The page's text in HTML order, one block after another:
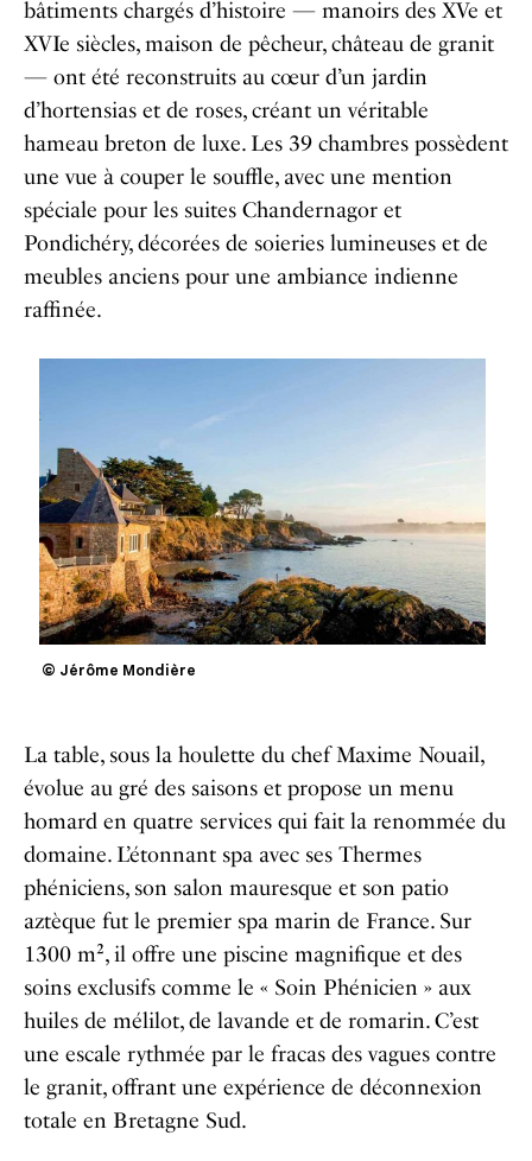
bâtiments chargés d’histoire — manoirs des XVe et
XVIe siècles, maison de pêcheur, château de granit
— ont été reconstruits au cœur d’un jardin
d’hortensias et de roses, créant un véritable
hameau breton de luxe. Les 39 chambres possèdent
une vue à couper le souffle, avec une mention
spéciale pour les suites Chandernagor et
Pondichéry, décorées de soieries lumineuses et de
meubles anciens pour une ambiance indienne
raffinée.
© Jérôme Mondière
La table, sous la houlette du chef Maxime Nouail,
évolue au gré des saisons et propose un menu
homard en quatre services qui fait la renommée du
domaine. L’étonnant spa avec ses Thermes
phéniciens, son salon mauresque et son patio
aztèque fut le premier spa marin de France. Sur
1300 m², il offre une piscine magnifique et des
soins exclusifs comme le « Soin Phénicien » aux
huiles de mélilot, de lavande et de romarin. C’est
une escale rythmée par le fracas des vagues contre
le granit, offrant une expérience de déconnexion
totale en Bretagne Sud.